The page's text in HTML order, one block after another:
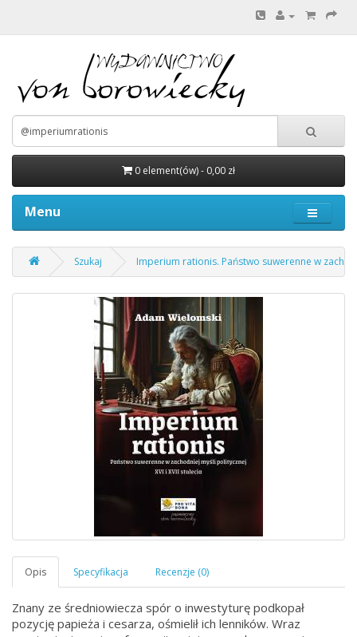
0 element(ów) - 0,00 zł
Menu
Szukaj Imperium rationis. Państwo suwerenne w
Znany ze średniowiecza spór o inwestyturę podkopał
pozycję papieża i cesarza, ośmielił ich lenników. Wraz